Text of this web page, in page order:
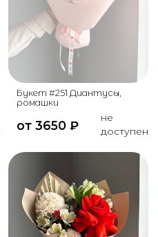
Букет #251 Диантусы,
ромашки
от 3650 ₽
не
доступен